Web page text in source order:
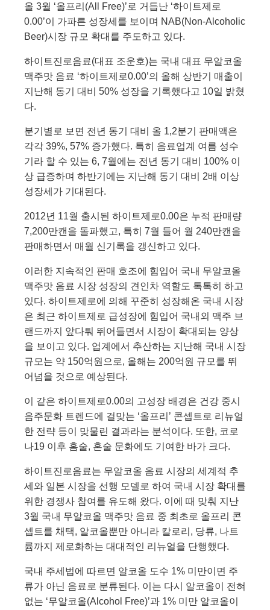
올 3월 ‘올프리 (All Free)’로 거듭난 ‘하이트제로
0.00’이 가파른 성장세를 보이며 NAB(Non-Alcoholic
Beer)시장 규모 확대를 주도하고 있다.
하이트진로음료(대표 조운호)는 국내 대표 무알코올
맥주맛 음료 ‘하이트제로0.00’의 올해 상반기 매출이
지난해 동기 대비
50% 성장을 기록했다고 10일 밝혔
다.
분기별로 보면 전년 동기 대비 올 1,2분기 판매액은
각각 39%, 57% 증가했다. 특히 음료업계 여름 성수
기라 할 수 있는 6, 7월에는 전년 동기 대비 100% 이
상 급증하며 하반기에는 지난해 동기 대비
2배 이상
성장세가 기대된다.
2012년 11월 출시된 하이트제로0.00은 누적 판매량
7,200만캔을 돌파했고, 특히 7월 들어 월 240만캔을
판매하면서 매월 신기록을 갱신하고 있다.
이러한 지속적인 판매 호조에 힘입어 국내 무알코올
맥주맛 음료 시장 성장의 견인차 역할도 톡톡히 하고
있다. 하이트제로에 의해 꾸준히 성장해온 국내 시장
은 최근 하이트제로 급성장에 힘입어 국내외 맥주 브
랜드까지 앞다퉈 뛰어들면서 시장이 확대되는 양상
을 보이고 있다. 업계에서 추산하는 지난해 국내 시장
규모는 약 150억원으로, 올해는 200억원 규모를 뛰
어넘을 것으로 예상된다.
이 같은 하이트제로0.00의 고성장 배경은 건강 중시
음주문화 트렌드에 걸맞는 ‘올프리’ 콘셉트로 리뉴얼
한 전략 등이 맞물린 결과라는 분석이다. 또한, 코로
나19 이후 홈술, 혼술 문화에도 기여한 바가 크다.
하이트진로음료는 무알코올 음료 시장의 세계적 추
세와 일본 시장을 선행 모델로 하여 국내 시장 확대를
위한 경쟁사 참여를 유도해 왔다. 이에 때 맞춰 지난
3월 국내 무알코올 맥주맛 음료 중 최초로 올프리 콘
셉트를 채택, 알코올뿐만 아니라 칼로리, 당류, 나트
륨까지 제로화하는 대대적인 리뉴얼을 단행했다.
국내 주세법에 따르면 알코올 도수 1% 미만이면 주
류가 아닌 음료로 분류된다. 이는 다시 알코올이 전혀
없는 ‘무알코올(Alcohol Free)’과 1% 미만 알코올이